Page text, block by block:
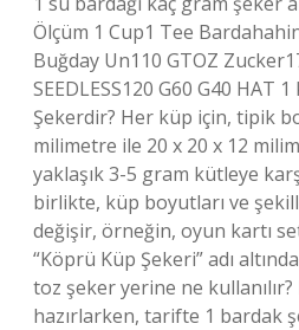
Ölçüm 1 Cup1 Tee
Buğday Un110 GTOZ
SEEDLESS120 G60 G40 HAT
Şekerdir? Her küp için, tipik
milimetre ile 20 x 20 x 12
yaklaşık 3-5 gram kütleye
birlikte, küp boyutları ve
değişir, örneğin, oyun kartı
“Köprü Küp Şekeri” adı
toz şeker yerine ne
hazırlarken, tarifte 1 bardak